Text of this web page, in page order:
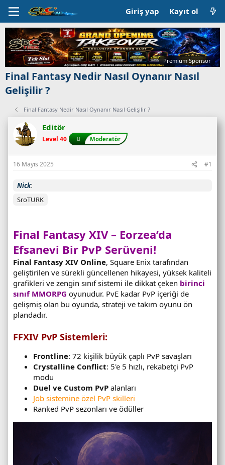
Giriş yap Kayıt ol
Premium Sponsor
Final Fantasy Nedir Nasıl Oynanır Nasıl
Gelişilir ?
Final Fantasy Nedir Nasıl Oynanır Nasıl Gelişilir ?
Editör
Level 40 Moderatör
16 Mayıs 2025 #1
Nick
SroTURK
Final Fantasy XIV – Eorzea’da
Efsanevi Bir PvP Serüveni!
Final Fantasy XIV Online, Square Enix tarafından
geliştirilen ve sürekli güncellenen hikayesi, yüksek kaliteli
grafikleri ve zengin sınıf sistemi ile dikkat çeken birinci
sınıf MMORPG oyunudur. PvE kadar PvP içeriği de
gelişmiş olan bu oyunda, strateji ve takım oyunu ön
plandadır.
FFXIV PvP Sistemleri:
Frontline: 72 kişilik büyük çaplı PvP savaşları
Crystalline Conflict: 5'e 5 hızlı, rekabetçi PvP
modu
Duel ve Custom PvP alanları
Job sistemine özel PvP skilleri
Ranked PvP sezonları ve ödüller